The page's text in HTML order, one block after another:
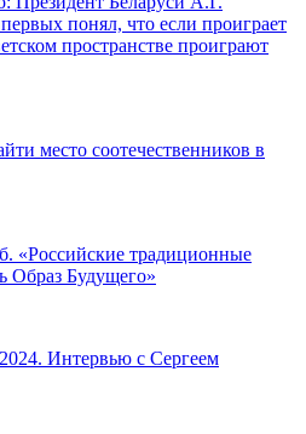
понял, что если проиграет
пространстве проиграют
место соотечественников в
«Российские традиционные
Образ Будущего»
Интервью с Сергеем